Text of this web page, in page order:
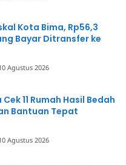
Kota Bima, Rp56,3
Bayar Ditransfer ke
Agustus 2026
11 Rumah Hasil Bedah
Bantuan Tepat
Agustus 2026